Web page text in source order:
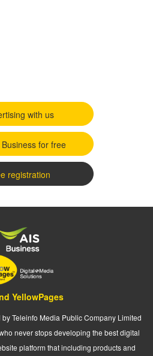
with us
for free
registration
YellowPages
Teleinfo Media Public Company Limited
never stops developing the best digital
platform that including products and